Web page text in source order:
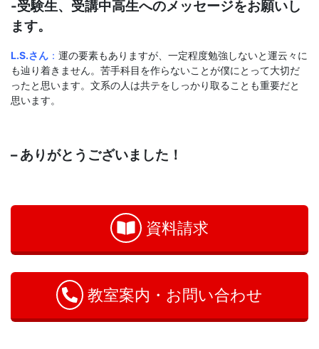
-受験生、受講中高生へのメッセージをお願いし
ます。
L.S.さん ： 運の要素もありますが、一定程度勉強しないと運云々に
も辿り着きません。苦手科目を作らないことが僕にとって大切だ
ったと思います。文系の人は共テをしっかり取ることも重要だと
思います。
– ありがとうございました！
資料請求
教室案内・お問い合わせ